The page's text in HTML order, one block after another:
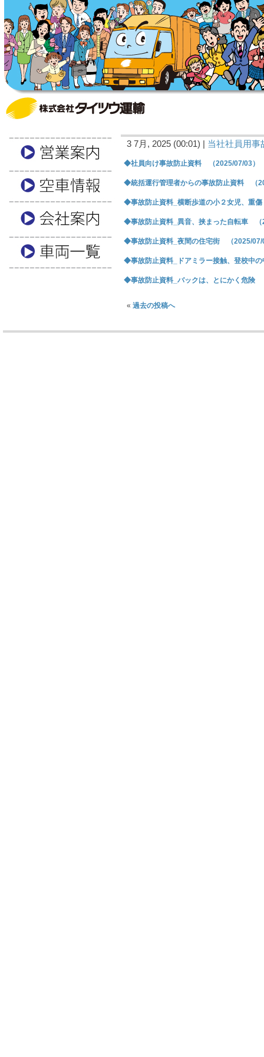
3 7月, 2025 (00:01) | 当社社員用事
◆社員向け事故防止資料 （2025/07/03）
◆統括運行管理者からの事故防止資料 （
◆事故防止資料_横断歩道の小２女児、重
◆事故防止資料_異音、挟まった自転車 （
◆事故防止資料_夜間の住宅街 （2025/07/
◆事故防止資料_ドアミラー接触、登校中
◆事故防止資料_バックは、とにかく危険
« 過去の投稿へ